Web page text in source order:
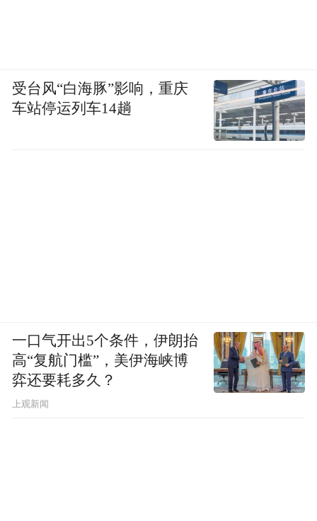
受台风“白海豚”影响，重庆
车站停运列车14趟
一口气开出5个条件，伊朗抬
高“复航门槛”，美伊海峡博
弈还要耗多久？
上观新闻